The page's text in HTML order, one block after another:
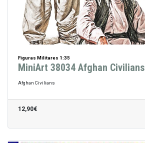
Figuras Militares 1:35
MiniArt 38034 Afghan Civilians
Afghan Civilians
12,90€